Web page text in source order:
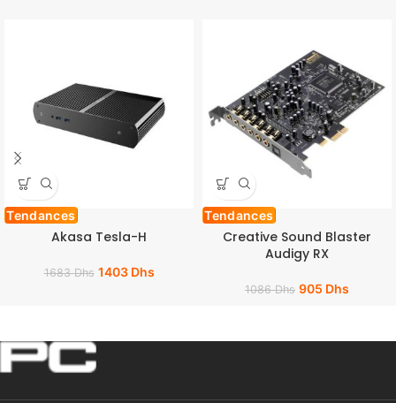
Tendances
Akasa Tesla-H
1683Dhs 1403 Dhs
Tendances
Creative Sound Blaster
Audigy RX
1086Dhs 905 Dhs